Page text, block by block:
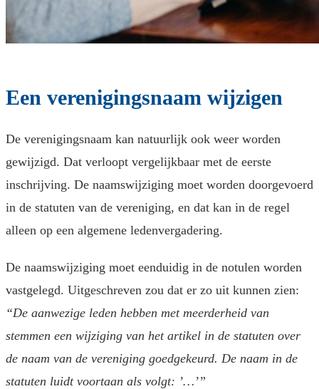
Een verenigingsnaam wijzigen
De verenigingsnaam kan natuurlijk ook weer worden
gewijzigd. Dat verloopt vergelijkbaar met de eerste
inschrijving. De naamswijziging moet worden doorgevoerd
in de statuten van de vereniging, en dat kan in de regel
alleen op een algemene ledenvergadering.
De naamswijziging moet eenduidig in de notulen worden
vastgelegd. Uitgeschreven zou dat er zo uit kunnen zien:
“De aanwezige leden hebben met meerderheid van
stemmen een wijziging van het artikel in de statuten over
de naam van de vereniging goedgekeurd. De naam in de
statuten luidt voortaan als volgt: ’…’”